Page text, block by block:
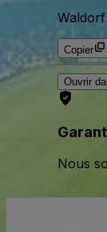
Copier
Ouvrir
Nous